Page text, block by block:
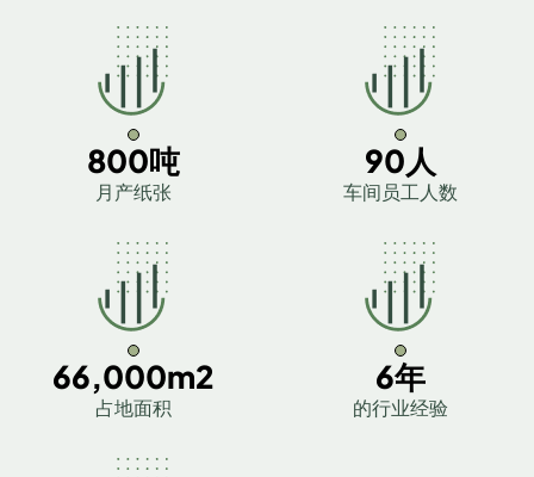
800吨
月产纸张
90人
车间员工人数
66,000m2
占地面积
6年
的行业经验